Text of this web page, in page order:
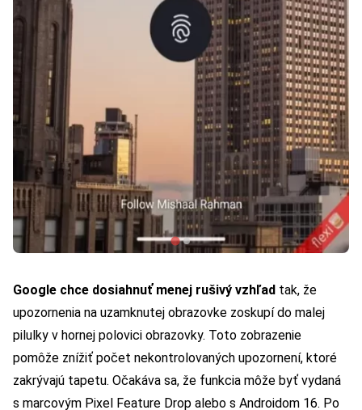
Google chce dosiahnuť menej rušivý vzhľad tak, že
upozornenia na uzamknutej obrazovke zoskupí do malej
pilulky v hornej polovici obrazovky. Toto zobrazenie
pomôže znížiť počet nekontrolovaných upozornení, ktoré
zakrývajú tapetu. Očakáva sa, že funkcia môže byť vydaná
s marcovým Pixel Feature Drop alebo s Androidom 16. Po